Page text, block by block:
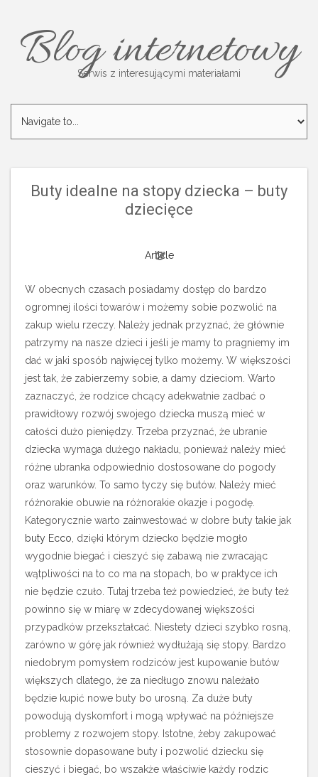
Blog internetowy
Serwis z interesującymi materiałami
Buty idealne na stopy dziecka – buty
dziecięce
Article
W obecnych czasach posiadamy dostęp do bardzo
ogromnej ilości towarów i możemy sobie pozwolić na
zakup wielu rzeczy. Należy jednak przyznać, że głównie
patrzymy na nasze dzieci i jeśli je mamy to pragniemy im
dać w jaki sposób najwięcej tylko możemy. W większości
jest tak, że zabierzemy sobie, a damy dzieciom. Warto
zaznaczyć, że rodzice chcący adekwatnie zadbać o
prawidłowy rozwój swojego dziecka muszą mieć w
całości dużo pieniędzy. Trzeba przyznać, że ubranie
dziecka wymaga dużego nakładu, ponieważ należy mieć
różne ubranka odpowiednio dostosowane do pogody
oraz warunków. To samo tyczy się butów. Należy mieć
różnorakie obuwie na różnorakie okazje i pogodę.
Kategorycznie warto zainwestować w dobre buty takie jak
buty Ecco , dzięki którym dziecko będzie mogło
wygodnie biegać i cieszyć się zabawą nie zwracając
wątpliwości na to co ma na stopach, bo w praktyce ich
nie będzie czuło. Tutaj trzeba też powiedzieć, że buty też
powinno się w miarę w zdecydowanej większości
przypadków przekształcać. Niestety dzieci szybko rosną,
zarówno w górę jak również wydłużają się stopy. Bardzo
niedobrym pomysłem rodziców jest kupowanie butów
większych dlatego, że za niedługo znowu należało
będzie kupić nowe buty bo urosną. Za duże buty
powodują dyskomfort i mogą wpływać na późniejsze
problemy z rozwojem stopy. Istotne, żeby zakupować
stosownie dopasowane buty i pozwolić dziecku się
cieszyć i biegać, bo wszakże właściwie każdy rodzic